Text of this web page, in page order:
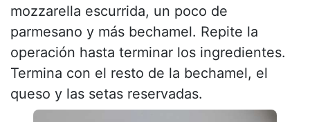
mozzarella escurrida, un poco de
parmesano y más bechamel. Repite la
operación hasta terminar los ingredientes.
Termina con el resto de la bechamel, el
queso y las setas reservadas.